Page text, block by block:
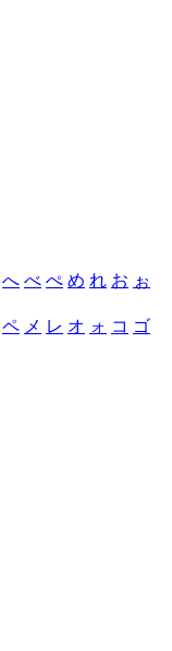
へ べ ぺ め れ お ぉ
ペ メ レ オ ォ コ ゴ